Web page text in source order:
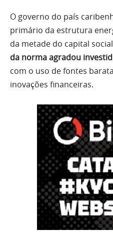
O governo do país
primário da estrutura
da metade do capital
da norma agradou
com o uso de fontes
inovações financeiras.